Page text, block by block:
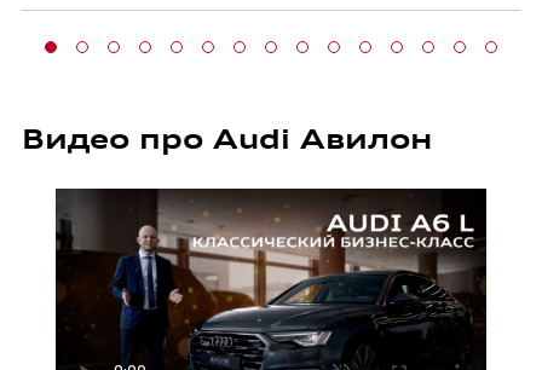
Видео про Audi Авилон